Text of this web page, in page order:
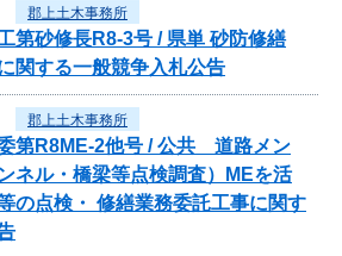
郡上土木事務所
第砂修長R8-3号 / 県単 砂防修繕
関する一般競争入札公告
郡上土木事務所
委第R8ME-2他号 / 公共 道路メン
ネル・橋梁等点検調査）MEを活
の点検・ 修繕業務委託工事に関す